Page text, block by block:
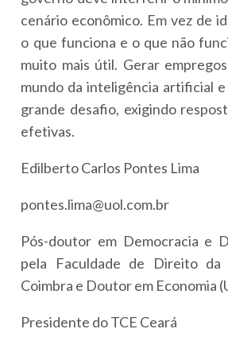
cenário econômico. Em vez de
o que funciona e o que não
muito mais útil. Gerar
mundo da inteligência artificial
grande desafio, exigindo
efetivas.
Edilberto Carlos Pontes Lima
pontes.lima@uol.com.br
Pós-doutor em Democracia e
pela Faculdade de Direito da
Coimbra e Doutor em Economia
Presidente do TCE Ceará